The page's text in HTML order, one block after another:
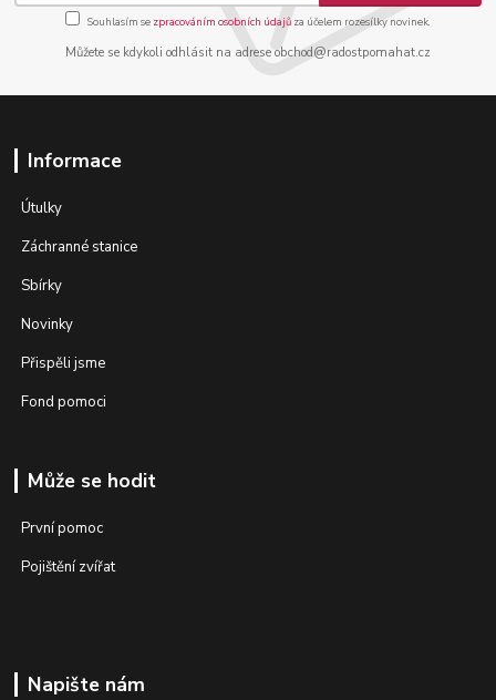
Souhlasím se zpracováním osobních údajů za účelem rozesílky novinek.
Můžete se kdykoli odhlásit na adrese obchod@radostpomahat.cz
Informace
Útulky
Záchranné stanice
Sbírky
Novinky
Přispěli jsme
Fond pomoci
Může se hodit
První pomoc
Pojištění zvířat
Napište nám